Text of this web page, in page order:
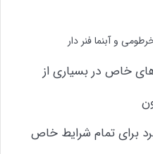
و آبنما فنر دار
خاص در بسیاری از
برای تمام شرایط خاص